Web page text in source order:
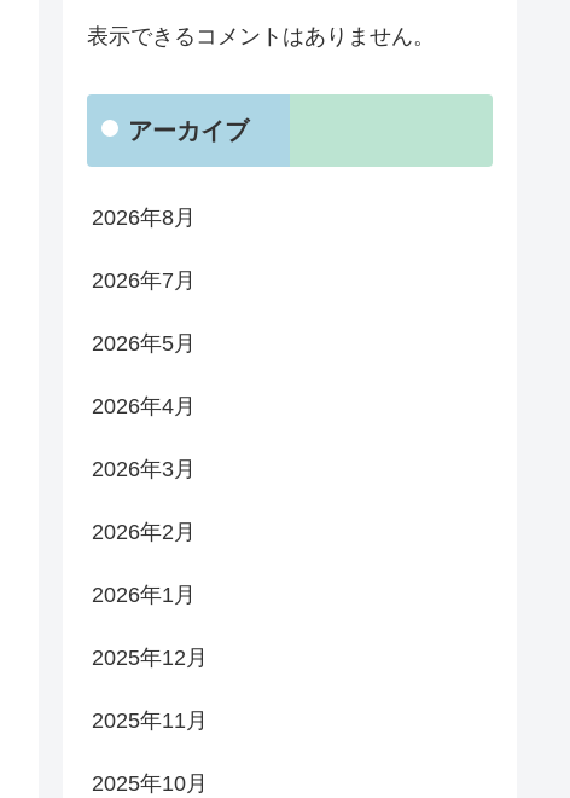
表示できるコメントはありません。
アーカイブ
2026年8月
2026年7月
2026年5月
2026年4月
2026年3月
2026年2月
2026年1月
2025年12月
2025年11月
2025年10月